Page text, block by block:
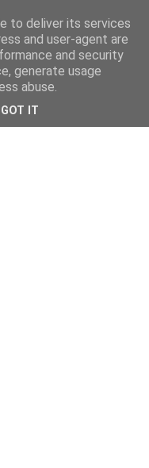
to deliver its services
and user-agent are
and security
generate usage
abuse.
GOT IT